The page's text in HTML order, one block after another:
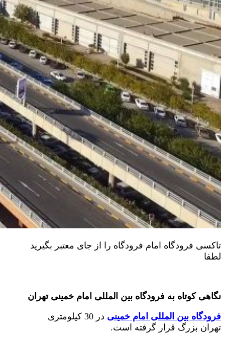
تاکسی فرودگاه امام فرودگاه را از جای معتبر بگیرید
لطفا
نگاهی کوتاه به فرودگاه بین المللی امام خمینی تهران
فرودگاه بین المللی امام خمینی
در 30 کیلومتری
تهران بزرگ قرار گرفته است.